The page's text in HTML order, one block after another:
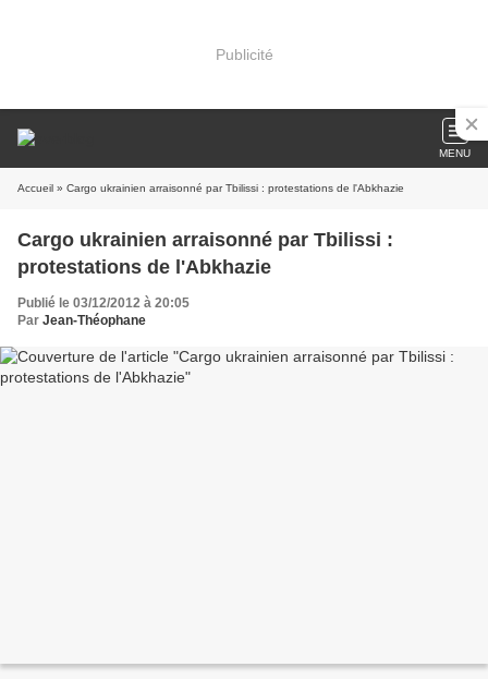
Publicité
MENU
Accueil » Cargo ukrainien arraisonné par Tbilissi : protestations de l'Abkhazie
Cargo ukrainien arraisonné par Tbilissi :
protestations de l'Abkhazie
Publié le 03/12/2012 à 20:05
Par Jean-Théophane